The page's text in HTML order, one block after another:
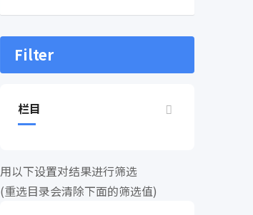
Filter
栏目
用以下设置对结果进行筛选
(重选目录会清除下面的筛选值)